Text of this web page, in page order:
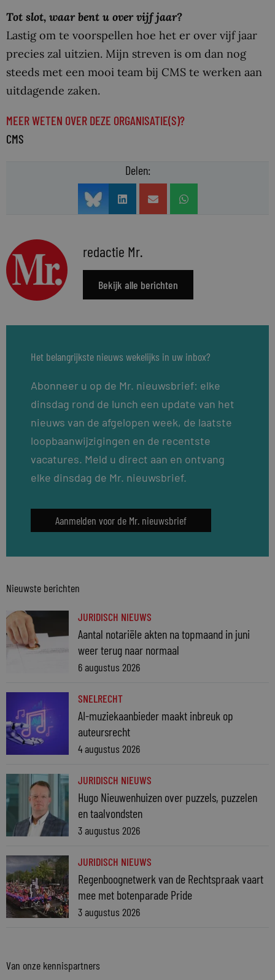
Tot slot, waar bent u over vijf jaar?
Lastig om te voorspellen hoe het er over vijf jaar
precies zal uitzien. Mijn streven is om dan nog
steeds met een mooi team bij CMS te werken aan
uitdagende zaken.
MEER WETEN OVER DEZE ORGANISATIE(S)?
CMS
Delen:
redactie Mr.
Bekijk alle berichten
Het belangrijkste nieuws wekelijks in uw inbox?
Abonneer u op de Mr. nieuwsbrief: elke
dinsdag rond de lunch een update van het
nieuws van de afgelopen week, de laatste
loopbaanwijzigingen en de recentste
vacatures. Meld u direct aan en ontvang
elke dinsdag de Mr. nieuwsbrief.
Aanmelden voor de Mr. nieuwsbrief
Nieuwste berichten
JURIDISCH NIEUWS
Aantal notariële akten na topmaand in juni
weer terug naar normaal
6 augustus 2026
SNELRECHT
AI-muziekaanbieder maakt inbreuk op
auteursrecht
4 augustus 2026
JURIDISCH NIEUWS
Hugo Nieuwenhuizen over puzzels, puzzelen
en taalvondsten
3 augustus 2026
JURIDISCH NIEUWS
Regenboognetwerk van de Rechtspraak vaart
mee met botenparade Pride
3 augustus 2026
Van onze kennispartners